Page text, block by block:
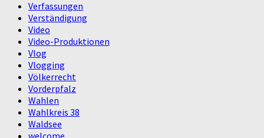
Verfassungen
Verständigung
Video
Video-Produktionen
Vlog
Vlogging
Völkerrecht
Vorderpfalz
Wahlen
Wahlkreis 38
Waldsee